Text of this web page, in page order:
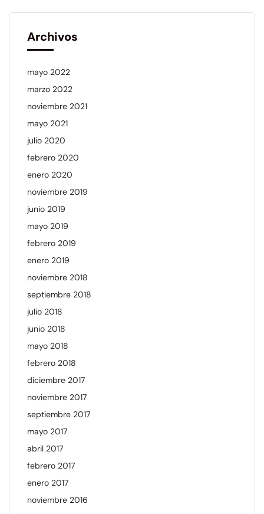
Archivos
mayo 2022
marzo 2022
noviembre 2021
mayo 2021
julio 2020
febrero 2020
enero 2020
noviembre 2019
junio 2019
mayo 2019
febrero 2019
enero 2019
noviembre 2018
septiembre 2018
julio 2018
junio 2018
mayo 2018
febrero 2018
diciembre 2017
noviembre 2017
septiembre 2017
mayo 2017
abril 2017
febrero 2017
enero 2017
noviembre 2016